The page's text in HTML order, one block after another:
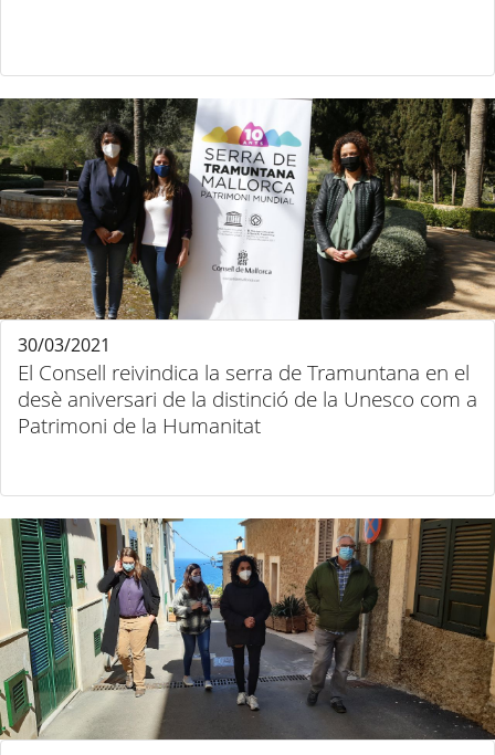
El Consell reivindica la serra de Tramuntana en el
desè aniversari de la distinció de la Unesco com a
Patrimoni de la Humanitat
30/03/2021